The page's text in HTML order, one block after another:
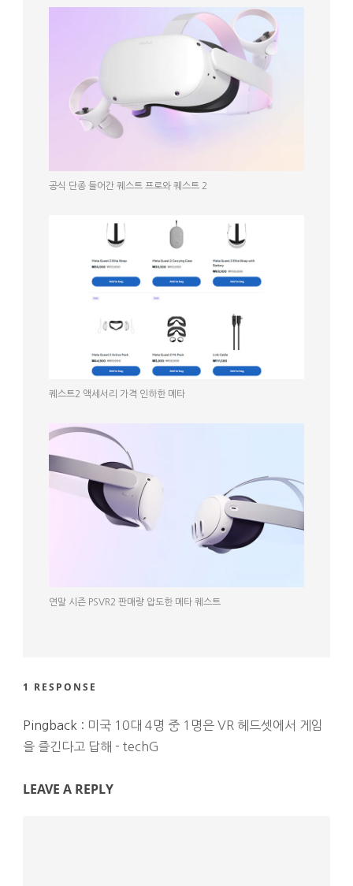
공식 단종 들어간 퀘스트 프로와 퀘스트 2
퀘스트2 액세서리 가격 인하한 메타
연말 시즌 PSVR2 판매량 압도한 메타 퀘스트
1 RESPONSE
Pingback : 미국 10대 4명 중 1명은 VR 헤드셋에서 게임
을 즐긴다고 답해 - techG
LEAVE A REPLY